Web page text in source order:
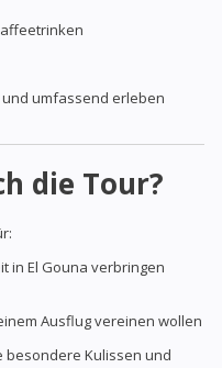
und umfassend erleben
die Tour?
in El Gouna verbringen
Ausflug vereinen wollen
besondere Kulissen und